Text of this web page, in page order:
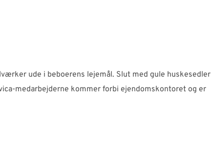
ude i beboerens lejemål. Slut med gule huskesedler
medarbejderne kommer forbi ejendomskontoret og er